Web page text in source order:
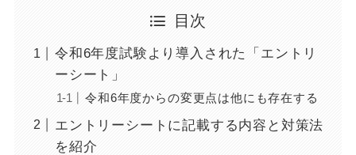
目次
令和6年度試験より導入された「エントリ
ーシート」
令和6年度からの変更点は他にも存在する
エントリーシートに記載する内容と対策法
を紹介